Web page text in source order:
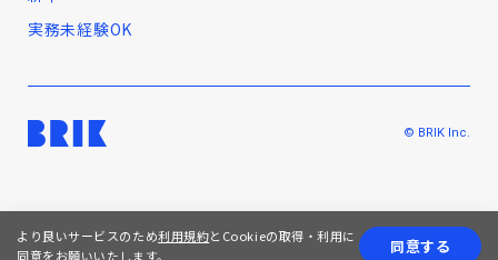
実務未経験OK
© BRIK Inc.
より良いサービスのため利用規約とCookieの取得・利用に
同意をお願いいたします。
同意する